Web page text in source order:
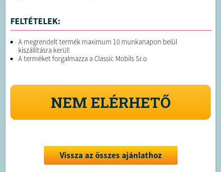
FELTÉTELEK:
A megrendelt termék maximum 10 munkanapon belül
kiszállításra kerül!
A terméket forgalmazza a Classic Mobils Sr.o
NEM ELÉRHETŐ
Vissza az összes ajánlathoz